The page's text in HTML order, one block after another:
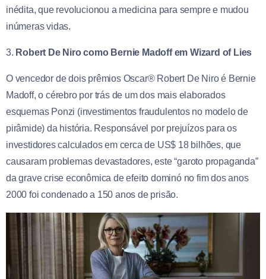
inédita, que revolucionou a medicina para sempre e mudou
inúmeras vidas.
3. Robert De Niro como Bernie Madoff em Wizard of Lies
O vencedor de dois prêmios Oscar® Robert De Niro é Bernie
Madoff, o cérebro por trás de um dos mais elaborados
esquemas Ponzi (investimentos fraudulentos no modelo de
pirâmide) da história. Responsável por prejuízos para os
investidores calculados em cerca de US$ 18 bilhões, que
causaram problemas devastadores, este “garoto propaganda”
da grave crise econômica de efeito dominó no fim dos anos
2000 foi condenado a 150 anos de prisão.